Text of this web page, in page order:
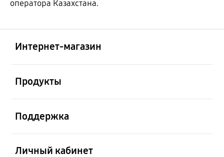
оператора Казахстана.
Интернет-магазин
Продукты
Поддержка
Личный кабинет